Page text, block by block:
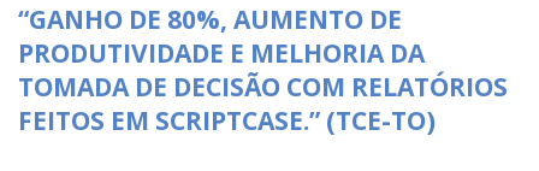
“GANHO DE 80%, AUMENTO DE
PRODUTIVIDADE E MELHORIA DA
TOMADA DE DECISÃO COM RELATÓRIOS
FEITOS EM SCRIPTCASE.” (TCE-TO)